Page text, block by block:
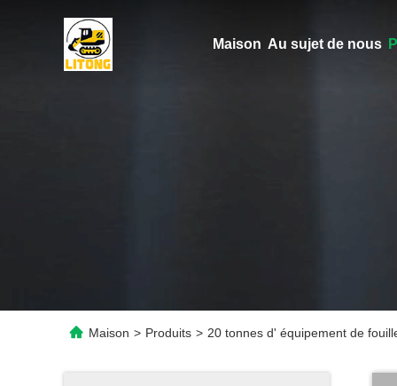
Maison Au sujet de nous
Maison > Produits > 20 tonnes d' équipement de